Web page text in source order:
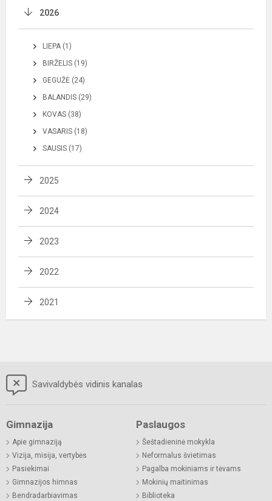
2026
LIEPA (1)
BIRŽELIS (19)
GEGUŽĖ (24)
BALANDIS (29)
KOVAS (38)
VASARIS (18)
SAUSIS (17)
2025
2024
2023
2022
2021
Savivaldybės vidinis kanalas
Gimnazija
Apie gimnaziją
Vizija, misija, vertybės
Pasiekimai
Gimnazijos himnas
Bendradarbiavimas
Paslaugos
Šeštadieninė mokykla
Neformalus švietimas
Pagalba mokiniams ir tėvams
Mokinių maitinimas
Biblioteka